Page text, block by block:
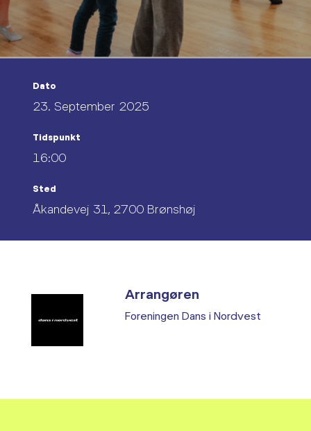
Dato
23. September 2025
Tidspunkt
16:00
Sted
Åkandevej 31, 2700 Brønshøj
Arrangøren
Foreningen Dans i Nordvest